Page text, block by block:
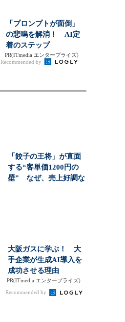
「プロンプトが面倒」
の悲鳴を解消！ AI定
着のステップ
PR(ITmedia エンタープライズ)
Recommended by
「餃子の王将」が直面
する“客単価1200円の
壁” なぜ、売上好調な
大阪ガスに学ぶ！ 大
手企業が生成AI導入を
成功させる理由
PR(ITmedia エンタープライズ)
Recommended by